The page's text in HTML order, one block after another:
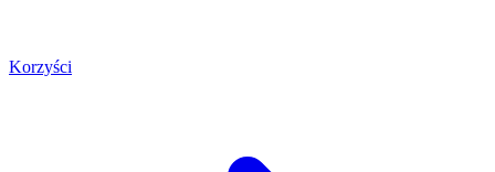
Korzyści